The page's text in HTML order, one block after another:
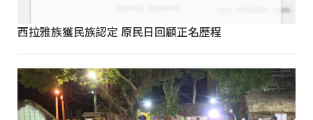
西拉雅族獲民族認定 原民日回顧正名歷程